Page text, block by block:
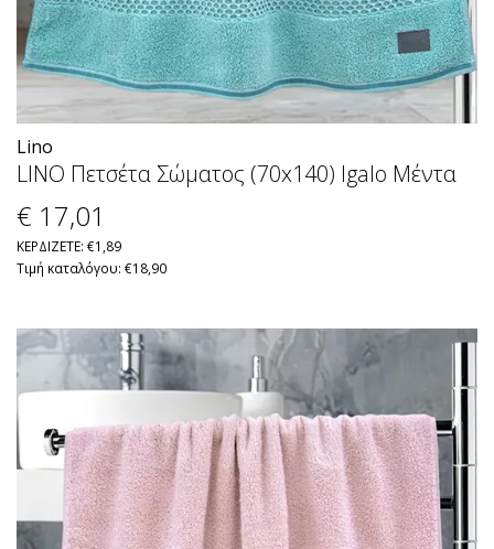
Lino
LINO Πετσέτα Σώματος (70x140) Igalo Μέντα
€ 17,01
ΚΕΡΔΙΖΕΤΕ: €1,89
Τιμή καταλόγου: €18,90